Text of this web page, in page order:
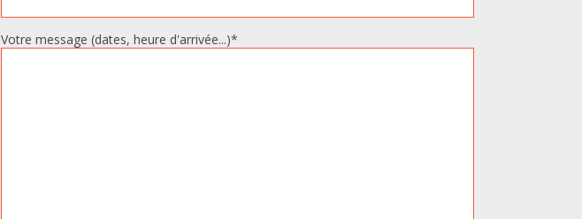
Votre message (dates, heure d'arrivée...)*